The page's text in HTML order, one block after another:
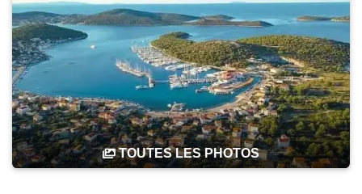
TOUTES LES PHOTOS